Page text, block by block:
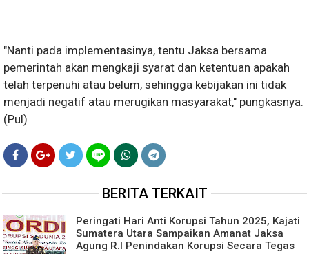
"Nanti pada implementasinya, tentu Jaksa bersama
pemerintah akan mengkaji syarat dan ketentuan apakah
telah terpenuhi atau belum, sehingga kebijakan ini tidak
menjadi negatif atau merugikan masyarakat," pungkasnya.
(Pul)
BERITA TERKAIT
Peringati Hari Anti Korupsi Tahun 2025, Kajati
Sumatera Utara Sampaikan Amanat Jaksa
Agung R.I Penindakan Korupsi Secara Tegas